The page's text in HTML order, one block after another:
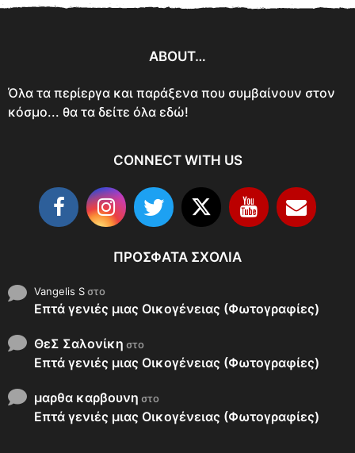
ABOUT…
Όλα τα περίεργα και παράξενα που συμβαίνουν στον
κόσμο... θα τα δείτε όλα εδώ!
CONNECT WITH US
ΠΡΌΣΦΑΤΑ ΣΧΌΛΙΑ
Vangelis Sστο
Επτά γενιές μιας Οικογένειας (Φωτογραφίες)
ΘεΣ Σαλονίκη στο
Επτά γενιές μιας Οικογένειας (Φωτογραφίες)
μαρθα καρβουνη στο
Επτά γενιές μιας Οικογένειας (Φωτογραφίες)